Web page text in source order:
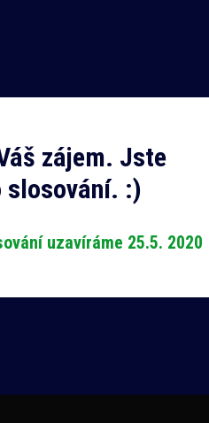
zájem. Jste
slosování. :)
uzavíráme 25.5. 2020